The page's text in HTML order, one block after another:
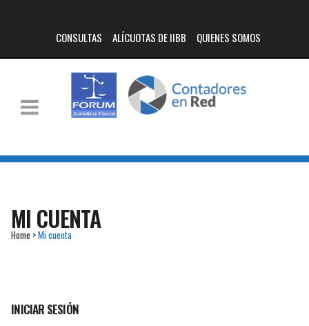
CONSULTAS ALÍCUOTAS DE IIBB QUIENES SOMOS
MI CUENTA
Home >Mi cuenta
INICIAR SESIÓN